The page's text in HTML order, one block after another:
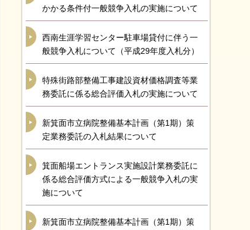
かかる条件付一般競争入札の実施について
西南生涯学習センター駐車場貸付に伴う一
般競争入札について（平成29年度入札分）
特殊街路部整備工事建設資材価格調査等業
務委託に係る総合評価入札の実施について
新箕面市立病院整備基本計画（第1期）策
定業務委託の入札結果について
箕面船場エントランス実施設計業務委託に
係る総合評価方式による一般競争入札の実
施について
新箕面市立病院整備基本計画（第1期）策